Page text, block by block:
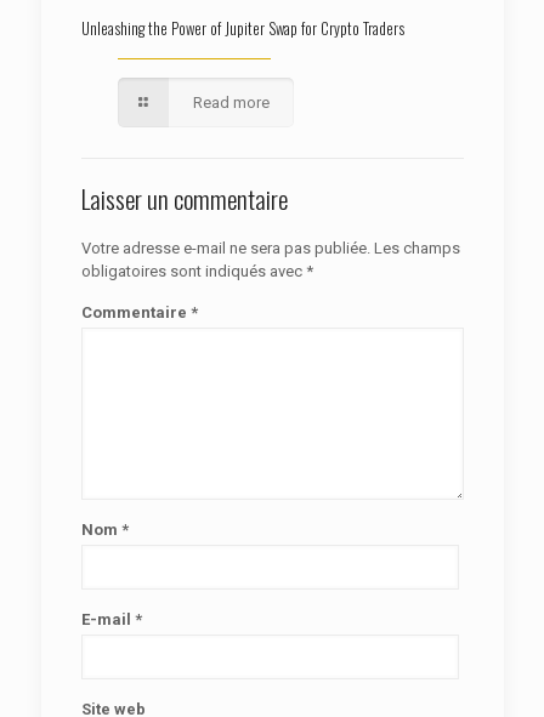
Unleashing the Power of Jupiter Swap for Crypto Traders
Read more
Laisser un commentaire
Votre adresse e-mail ne sera pas publiée. Les champs
obligatoires sont indiqués avec *
Commentaire *
Nom *
E-mail *
Site web